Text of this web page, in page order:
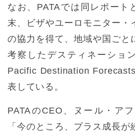
なお、PATAでは同レポート
末、ビザやユーロモニター・
の協力を得て、地域や国ごと
考察したデスティネーショ
Pacific Destination
表している。
PATAのCEO、ヌール・ア
「今のところ、プラス成長